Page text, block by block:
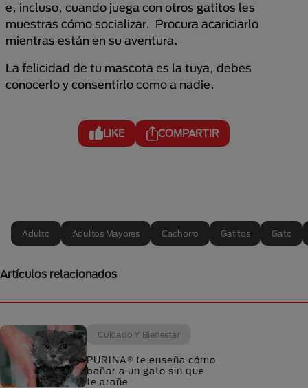
e, incluso, cuando juega con otros gatitos les
muestras cómo socializar. Procura acariciarlo
mientras están en su aventura.
La felicidad de tu mascota es la tuya, debes
conocerlo y consentirlo como a nadie.
LIKE COMPARTIR
Adulto Adultos Mayores Cachorro Gatitos Gato
Artículos relacionados
Cuidado Y Bienestar
PURINA® te enseña cómo
bañar a un gato sin que
te arañe